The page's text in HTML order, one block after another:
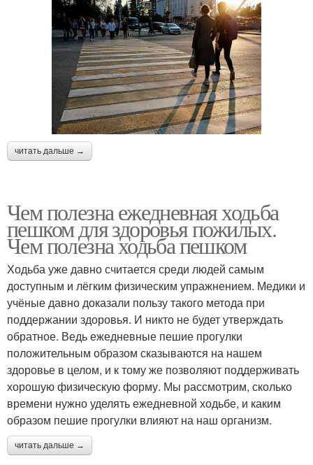
читать дальше →
Чем полезна ежедневная ходьба
пешком для здоровья пожилых.
Чем полезна ходьба пешком
Ходьба уже давно считается среди людей самым
доступным и лёгким физическим упражнением. Медики и
учёные давно доказали пользу такого метода при
поддержании здоровья. И никто не будет утверждать
обратное. Ведь ежедневные пешие прогулки
положительным образом сказываются на нашем
здоровье в целом, и к тому же позволяют поддерживать
хорошую физическую форму. Мы рассмотрим, сколько
времени нужно уделять ежедневной ходьбе, и каким
образом пешие прогулки влияют на наш организм.
читать дальше →